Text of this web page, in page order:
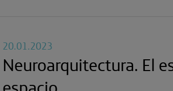
20.01.2023
Neuroarquitectura. El